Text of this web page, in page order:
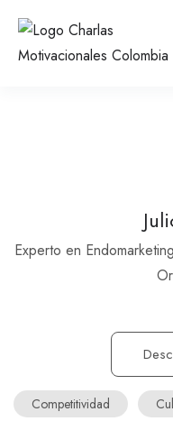
Experto en
Competitividad